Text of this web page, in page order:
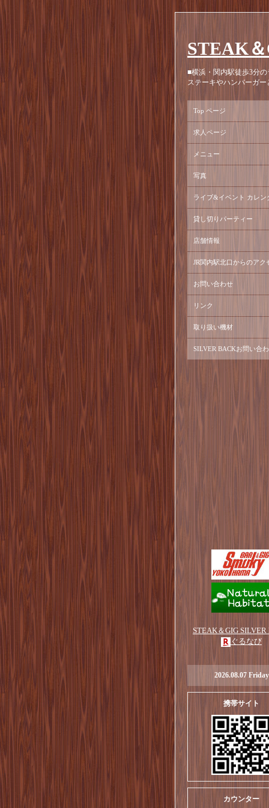
STEAK
■横浜・関内駅徒歩3分
ステーキやハンバーガ
Top ページ
求人ページ
メニュー
写真
ライブ&イベント カレン
貸し切りパーティー
店舗情報
JR関内駅北口からのアク
お問い合わせ
リンク
取り扱い機材
SILVER BACKお問い合
STEAK＆GIG
ぐるなび
2026.08.07 Friday
携帯サイト
カウンター